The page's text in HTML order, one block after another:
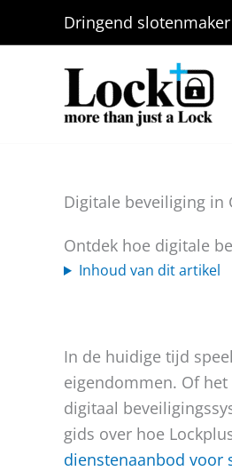
Dringend slotenmaker
Digitale beveiliging in
Ontdek hoe digitale
Inhoud van dit artikel
In de huidige tijd
eigendommen. Of
digitaal
gids over hoe
dienstenaanbod voor